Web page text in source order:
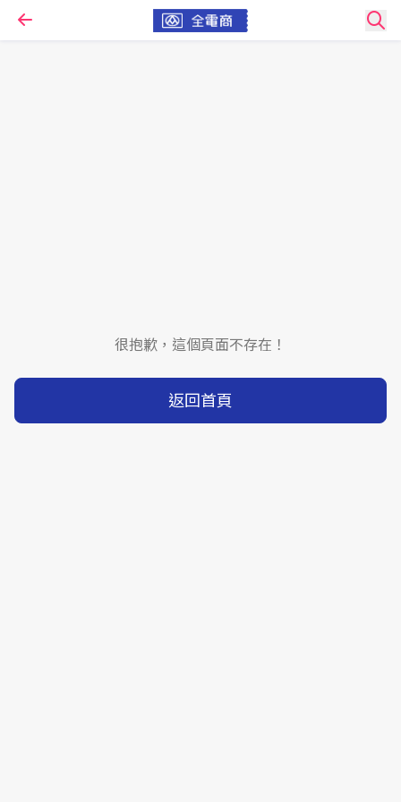
很抱歉，這個頁面不存在！
返回首頁